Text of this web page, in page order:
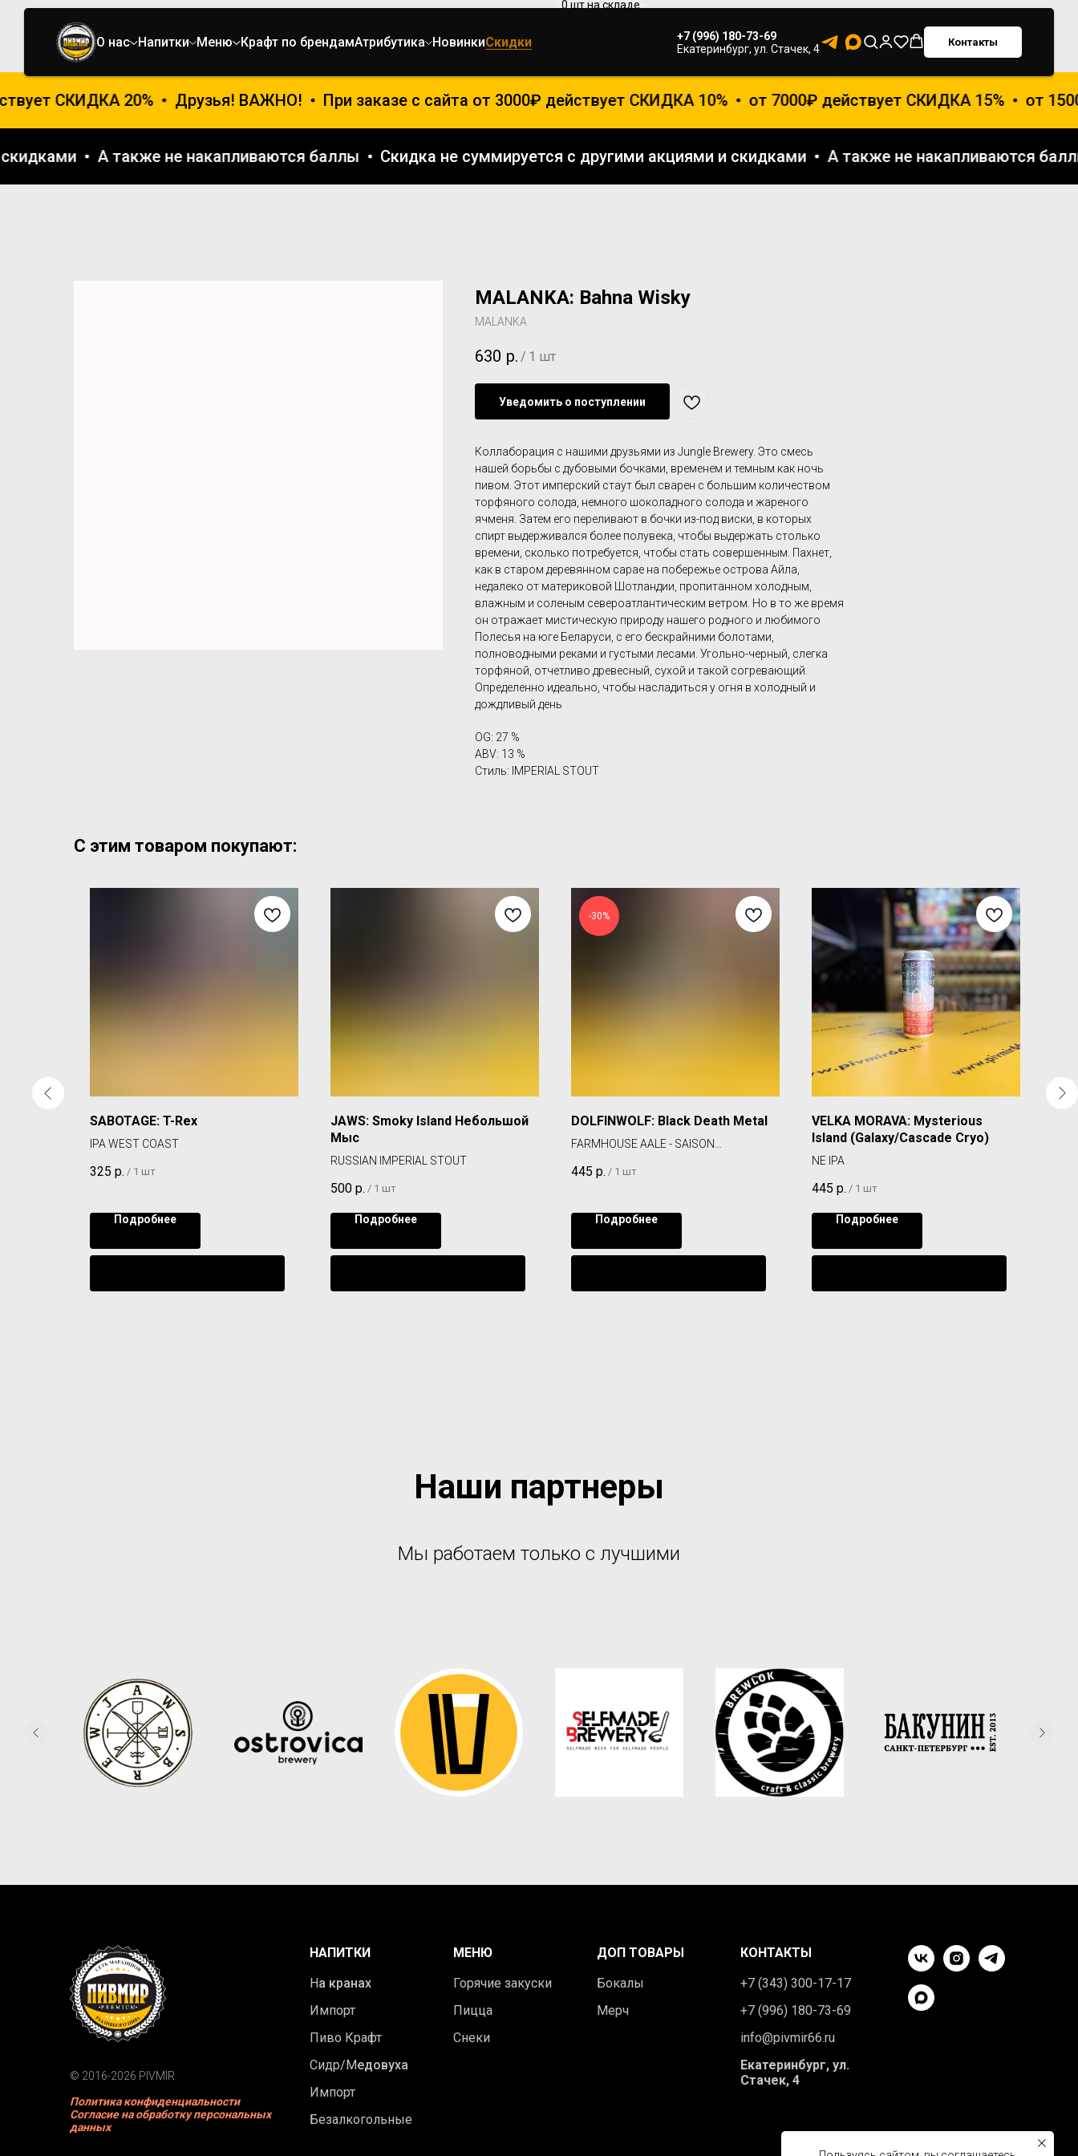
О нас Напитки Меню Крафт по брендамАтрибутика НовинкиСкидки
+7 (996) 180-73-69
Екатеринбург, ул. Стачек, 4
Контакты
СКИДКА 20% Друзья! ВАЖНО! При заказе с сайта от 3000₽ действует СКИДКА 10% от 7000₽ действует СКИДКА 15% от
скидками А также не накапливаются баллы Скидка не суммируется с другими акциями и скидками А также не накапливаются
MALANKA: Bahna Wisky
MALANKA
630 р. / 1 шт
Уведомить о поступлении
Коллаборация с нашими друзьями из Jungle Brewery. Это смесь
нашей борьбы с дубовыми бочками, временем и темным как ночь
пивом. Этот имперский стаут был сварен с большим количеством
торфяного солода, немного шоколадного солода и жареного
ячменя. Затем его переливают в бочки из-под виски, в которых
спирт выдерживался более полувека, чтобы выдержать столько
времени, сколько потребуется, чтобы стать совершенным. Пахнет,
как в старом деревянном сарае на побережье острова Айла,
недалеко от материковой Шотландии, пропитанном холодным,
влажным и соленым североатлантическим ветром. Но в то же время
он отражает мистическую природу нашего родного и любимого
Полесья на юге Беларуси, с его бескрайними болотами,
полноводными реками и густыми лесами. Угольно-черный, слегка
торфяной, отчетливо древесный, сухой и такой согревающий.
Определенно идеально, чтобы насладиться у огня в холодный и
дождливый день
OG: 27 %
ABV: 13 %
Стиль: IMPERIAL STOUT
С этим товаром покупают:
SABOTAGE: T-Rex
IPA WEST COAST
325 р. / 1 шт
Подробнее
JAWS: Smoky Island Небольшой
Мыс
RUSSIAN IMPERIAL STOUT
500 р. / 1 шт
Подробнее
-30%
DOLFINWOLF: Black Death Metal
FARMHOUSE AALE - SAISON
скидки)
445 р. / 1 шт
Подробнее
VELKA MORAVA: Mysterious
Island (Galaxy/Cascade Cryo)
NE IPA
445 р. / 1 шт
Подробнее
Наши партнеры
Мы работаем только с лучшими
© 2016-2026 PIVMIR
Политика конфиденциальности
Согласие на обработку персональных
данных
НАПИТКИ
На кранах
Импорт
Пиво Крафт
Сидр/Медовуха
Импорт
Безалкогольные
МЕНЮ
Горячие закуски
Пицца
Снеки
ДОП ТОВАРЫ
Бокалы
Мерч
КОНТАКТЫ
+7 (343) 300-17-17
+7 (996) 180-73-69
info@pivmir66.ru
Екатеринбург, ул.
Стачек, 4